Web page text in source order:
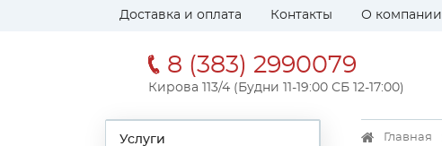
Доставка и оплата Контакты О компании
8 (383) 2990079
Кирова 113/4 (Будни 11-19:00 СБ 12-17:00)
Услуги Главная